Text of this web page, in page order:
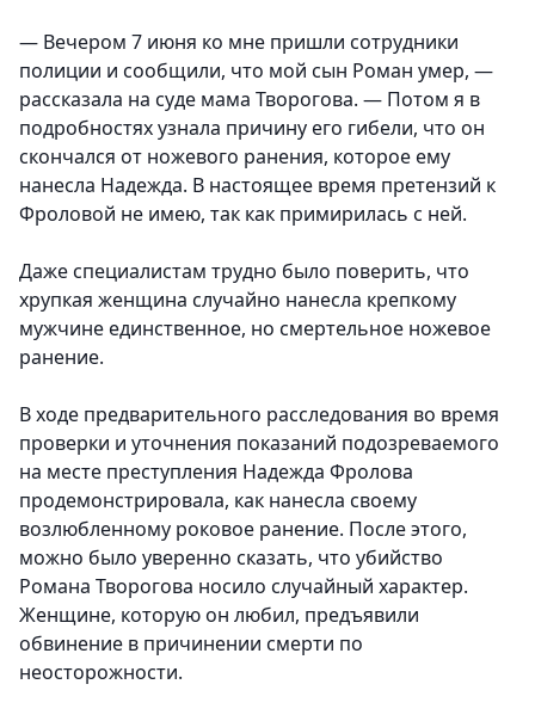
— Вечером 7 июня ко мне пришли сотрудники
полиции и сообщили, что мой сын Роман умер, —
рассказала на суде мама Творогова. — Потом я в
подробностях узнала причину его гибели, что он
скончался от ножевого ранения, которое ему
нанесла Надежда. В настоящее время претензий к
Фроловой не имею, так как примирилась с ней.
Даже специалистам трудно было поверить, что
хрупкая женщина случайно нанесла крепкому
мужчине единственное, но смертельное ножевое
ранение.
В ходе предварительного расследования во время
проверки и уточнения показаний подозреваемого
на месте преступления Надежда Фролова
продемонстрировала, как нанесла своему
возлюбленному роковое ранение. После этого,
можно было уверенно сказать, что убийство
Романа Творогова носило случайный характер.
Женщине, которую он любил, предъявили
обвинение в причинении смерти по
неосторожности.